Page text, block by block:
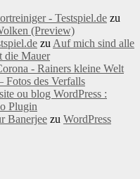
- Testspiel.de zu
(Preview)
zu Auf mich sind alle
die Mauer
- Rainers kleine Welt
Fotos des Verfalls
ou blog WordPress :
Plugin
Banerjee zu WordPress